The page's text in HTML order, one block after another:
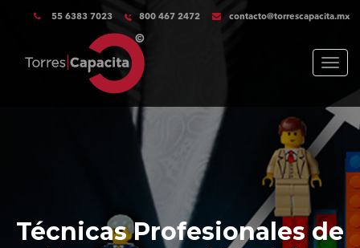
55 6383 7023 800 467 2472 contacto@torrescapacita.mx
Menu
Técnicas Profesionales de